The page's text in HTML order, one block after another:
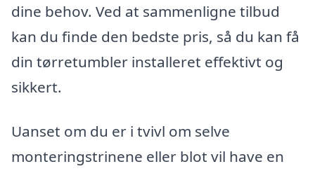
dine behov. Ved at sammenligne tilbud
kan du finde den bedste pris, så du kan få
din tørretumbler installeret effektivt og
sikkert.
Uanset om du er i tvivl om selve
monteringstrinene eller blot vil have en